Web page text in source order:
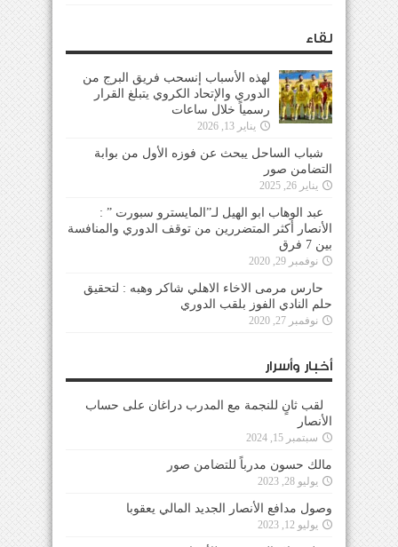
لقاء
لهذه الأسباب إنسحب فريق البرج من
الدوري والإتحاد الكروي يتبلغ القرار
رسمياً خلال ساعات
يناير 13, 2026
شباب الساحل يبحث عن فوزه الأول من بوابة
التضامن صور
يناير 26, 2025
عبد الوهاب ابو الهيل لـ”المايسترو سبورت ” :
الأنصار أكثر المتضررين من توقف الدوري والمنافسة
بين 7 فرق
نوفمبر 29, 2020
حارس مرمى الاخاء الاهلي شاكر وهبه : لتحقيق
حلم النادي الفوز بلقب الدوري
نوفمبر 27, 2020
أخبار وأسرار
لقب ثانٍ للنجمة مع المدرب دراغان على حساب
الأنصار
سبتمبر 15, 2024
مالك حسون مدرباً للتضامن صور
يوليو 28, 2023
وصول مدافع الأنصار الجديد المالي يعقوبا
يوليو 12, 2023